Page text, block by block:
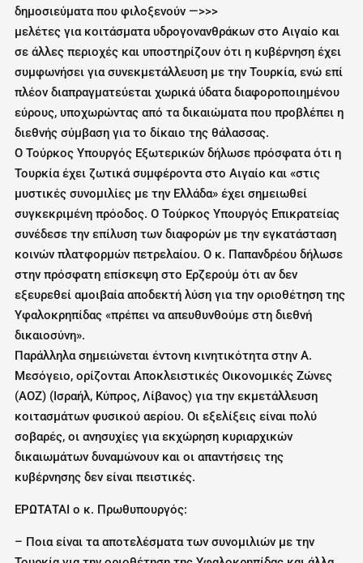
δημοσιεύματα που φιλοξενούν —>>>
μελέτες για κοιτάσματα υδρογονανθράκων στο Αιγαίο και
σε άλλες περιοχές και υποστηρίζουν ότι η κυβέρνηση έχει
συμφωνήσει για συνεκμετάλλευση με την Τουρκία, ενώ επί
πλέον διαπραγματεύεται χωρικά ύδατα διαφοροποιημένου
εύρους, υποχωρώντας από τα δικαιώματα που προβλέπει η
διεθνής σύμβαση για το δίκαιο της θάλασσας.
Ο Τούρκος Υπουργός Εξωτερικών δήλωσε πρόσφατα ότι η
Τουρκία έχει ζωτικά συμφέροντα στο Αιγαίο και «στις
μυστικές συνομιλίες με την Ελλάδα» έχει σημειωθεί
συγκεκριμένη πρόοδος. Ο Τούρκος Υπουργός Επικρατείας
συνέδεσε την επίλυση των διαφορών με την εγκατάσταση
κοινών πλατφορμών πετρελαίου. Ο κ. Παπανδρέου δήλωσε
στην πρόσφατη επίσκεψη στο Ερζερούμ ότι αν δεν
εξευρεθεί αμοιβαία αποδεκτή λύση για την οριοθέτηση της
Υφαλοκρηπίδας «πρέπει να απευθυνθούμε στη διεθνή
δικαιοσύνη».
Παράλληλα σημειώνεται έντονη κινητικότητα στην Α.
Μεσόγειο, ορίζονται Αποκλειστικές Οικονομικές Ζώνες
(ΑΟΖ) (Ισραήλ, Κύπρος, Λίβανος) για την εκμετάλλευση
κοιτασμάτων φυσικού αερίου. Οι εξελίξεις είναι πολύ
σοβαρές‚ οι ανησυχίες για εκχώρηση κυριαρχικών
δικαιωμάτων δυναμώνουν και οι απαντήσεις της
κυβέρνησης δεν είναι πειστικές.
ΕΡΩΤΑΤΑΙ ο κ. Πρωθυπουργός:
– Ποια είναι τα αποτελέσματα των συνομιλιών με την